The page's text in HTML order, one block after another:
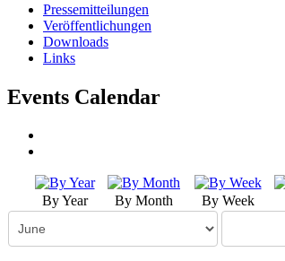
Pressemitteilungen
Veröffentlichungen
Downloads
Links
Events Calendar
By Year By Month By Week